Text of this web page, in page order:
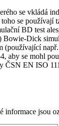
se vkládá
se
BD test
Bowie-Dick
aby se mohl
EN ISO
informace jsou